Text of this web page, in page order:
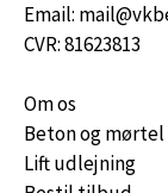
Email:
CVR: 81623813
Om os
Beton og mørtel
Lift udlejning